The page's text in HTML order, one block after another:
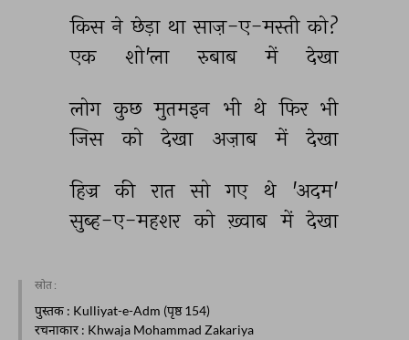
किस ने छेड़ा था साज़-ए-मस्ती को?
एक
शो'ला रुबाब में देखा
लोग कुछ मुतमइन भी थे फिर भी
जिस
को देखा अज़ाब में देखा
हिज्र की रात सो गए थे
'अदम'
सुब्ह-ए-महशर को ख़्वाब में देखा
स्रोत :
पुस्तक : Kulliyat-e-Adm (पृष्ठ 154)
रचनाकार : Khwaja Mohammad Zakariya